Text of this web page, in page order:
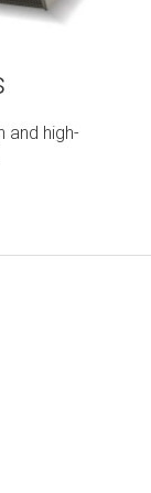
and high-